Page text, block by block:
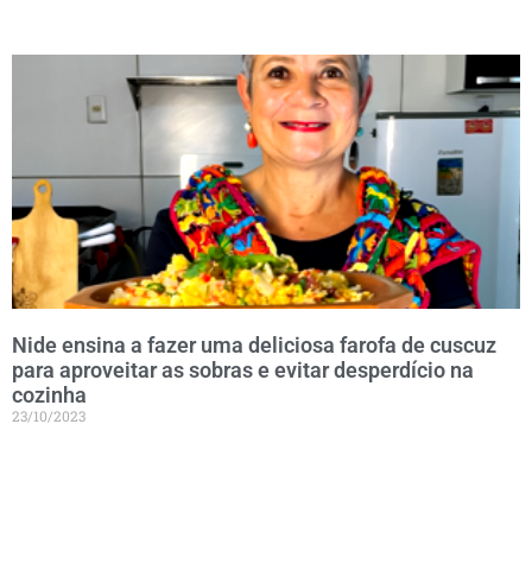
Nide ensina a fazer uma deliciosa farofa de cuscuz
para aproveitar as sobras e evitar desperdício na
cozinha
23/10/2023